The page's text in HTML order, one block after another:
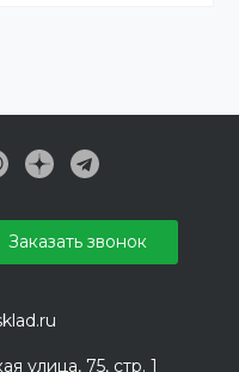
улица, 75, стр. 1
Заказать звонок